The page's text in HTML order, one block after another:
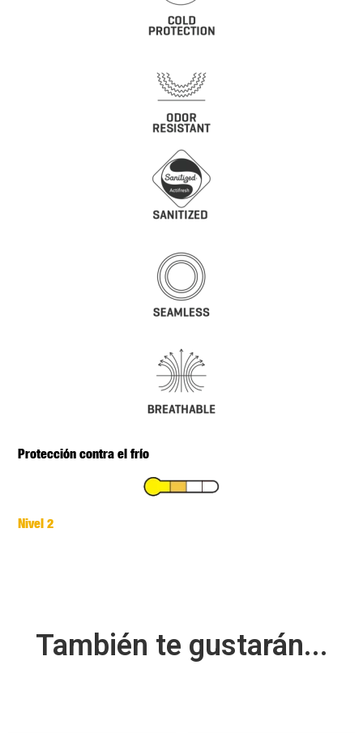
Protección contra el frío
Nivel 2
También te gustarán...